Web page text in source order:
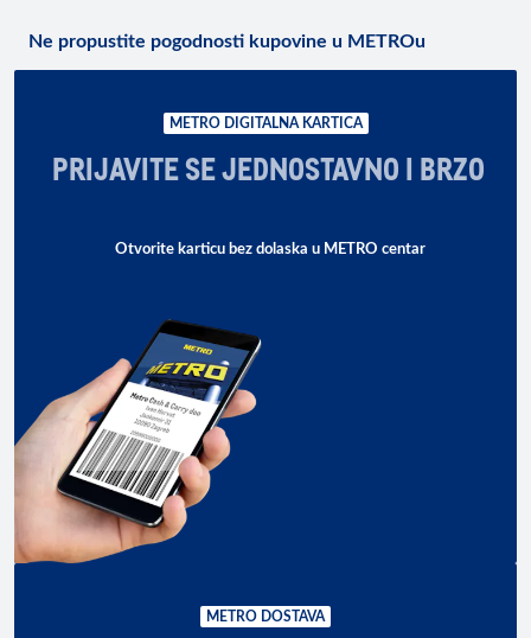
Ne propustite pogodnosti kupovine u METROu
METRO DIGITALNA KARTICA
Otvorite karticu bez dolaska u METRO centar
METRO DOSTAVA